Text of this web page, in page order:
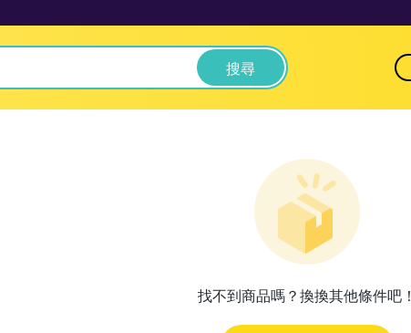
搜尋
找不到商品嗎？換換其他條件吧！